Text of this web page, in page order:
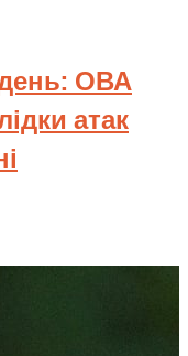
день: ОВА
атак